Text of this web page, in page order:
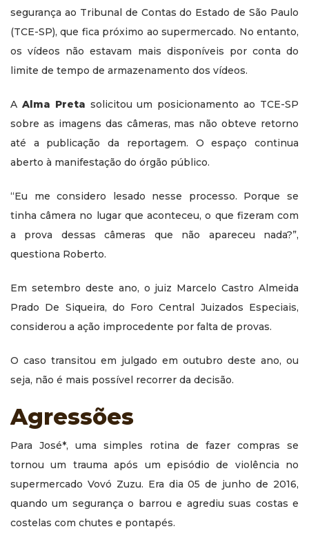
segurança ao Tribunal de Contas do Estado de São Paulo
(TCE-SP), que fica próximo ao supermercado. No entanto,
os vídeos não estavam mais disponíveis por conta do
limite de tempo de armazenamento dos vídeos.
A Alma Preta solicitou um posicionamento ao TCE-SP
sobre as imagens das câmeras, mas não obteve retorno
até a publicação da reportagem. O espaço continua
aberto à manifestação do órgão público.
“Eu me considero lesado nesse processo. Porque se
tinha câmera no lugar que aconteceu, o que fizeram com
a prova dessas câmeras que não apareceu nada?”,
questiona Roberto.
Em setembro deste ano, o juiz Marcelo Castro Almeida
Prado De Siqueira, do Foro Central Juizados Especiais,
considerou a ação improcedente por falta de provas.
O caso transitou em julgado em outubro deste ano, ou
seja, não é mais possível recorrer da decisão.
Agressões
Para José*, uma simples rotina de fazer compras se
tornou um trauma após um episódio de violência no
supermercado Vovó Zuzu. Era dia 05 de junho de 2016,
quando um segurança o barrou e agrediu suas costas e
costelas com chutes e pontapés.